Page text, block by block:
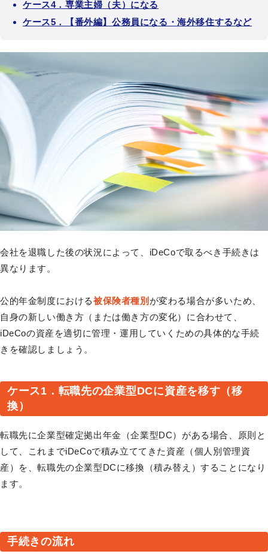
ケース4．専業主婦（夫）になる
ケース5．【番外編】公務員になる・海外移住するなど
会社を退職した後の状況によって、iDeCoで取るべき手続きは
異なります。
公的年金制度における被保険者種別 が変わる場合が多いため、
自身の新しい働き方（または働き方の変化）に合わせて、
iDeCoの資産を適切に管理・運用していくための具体的な手続
きを確認しましょう。
ケース1．転職先の企業型DCに資産を移す（移
換）
転職先に企業型確定拠出年金（企業型DC）がある場合、原則と
して、これまでiDeCoで積み立ててきた資産（個人別管理資
産）を、転職先の企業型DCに移換（積み替え）することになり
ます。
手続きの流れ